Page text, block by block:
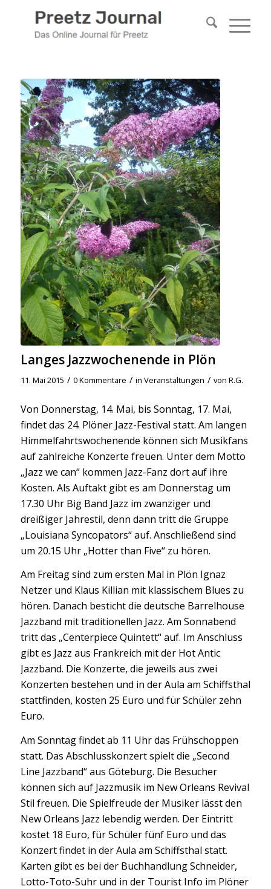
Langes Jazzwochenende in Plön
11. Mai 2015 / 0 Kommentare / in Veranstaltungen / von R.G.
Von Donnerstag, 14. Mai, bis Sonntag, 17. Mai,
findet das 24. Plöner Jazz-Festival statt. Am langen
Himmelfahrtswochenende können sich Musikfans
auf zahlreiche Konzerte freuen. Unter dem Motto
„Jazz we can“ kommen Jazz-Fanz dort auf ihre
Kosten. Als Auftakt gibt es am Donnerstag um
17.30 Uhr Big Band Jazz im zwanziger und
dreißiger Jahrestil, denn dann tritt die Gruppe
„Louisiana Syncopators“ auf. Anschließend sind
um 20.15 Uhr „Hotter than Five“ zu hören.
Am Freitag sind zum ersten Mal in Plön Ignaz
Netzer und Klaus Killian mit klassischem Blues zu
hören. Danach besticht die deutsche Barrelhouse
Jazzband mit traditionellen Jazz. Am Sonnabend
tritt das „Centerpiece Quintett“ auf. Im Anschluss
gibt es Jazz aus Frankreich mit der Hot Antic
Jazzband. Die Konzerte, die jeweils aus zwei
Konzerten bestehen und in der Aula am Schiffsthal
stattfinden, kosten 25 Euro und für Schüler zehn
Euro.
Am Sonntag findet ab 11 Uhr das Frühschoppen
statt. Das Abschlusskonzert spielt die „Second
Line Jazzband“ aus Göteburg. Die Besucher
können sich auf Jazzmusik im New Orleans Revival
Stil freuen. Die Spielfreude der Musiker lässt den
New Orleans Jazz lebendig werden. Der Eintritt
kostet 18 Euro, für Schüler fünf Euro und das
Konzert findet in der Aula am Schiffsthal statt.
Karten gibt es bei der Buchhandlung Schneider,
Lotto-Toto-Suhr und in der Tourist Info im Plöner